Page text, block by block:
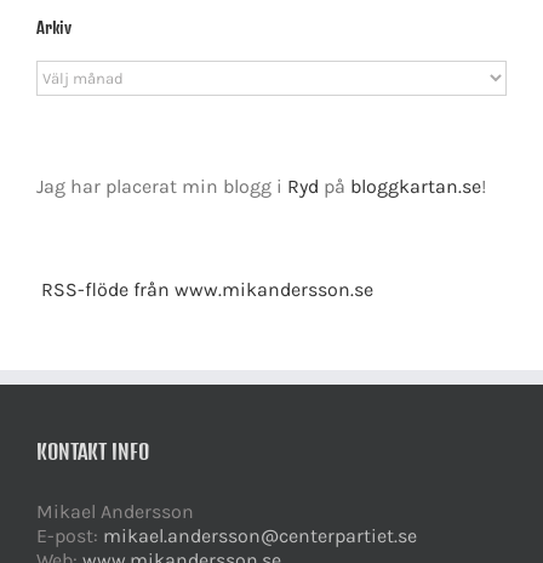
Arkiv
Arkiv
Jag har placerat min blogg i Ryd på bloggkartan.se!
RSS-flöde från www.mikandersson.se
KONTAKT INFO
Mikael Andersson
E-post: mikael.andersson@centerpartiet.se